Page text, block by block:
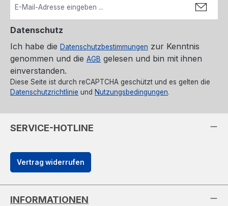
Datenschutz
Ich habe die Datenschutzbestimmungen zur Kenntnis
genommen und die AGB gelesen und bin mit ihnen
einverstanden.
Diese Seite ist durch reCAPTCHA geschützt und es gelten die
Datenschutzrichtlinie und Nutzungsbedingungen.
SERVICE-HOTLINE
Vertrag widerrufen
INFORMATIONEN